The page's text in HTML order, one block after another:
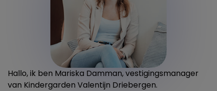
Hallo, ik ben Mariska Damman, vestigingsmanager
van Kindergarden Valentijn Driebergen.